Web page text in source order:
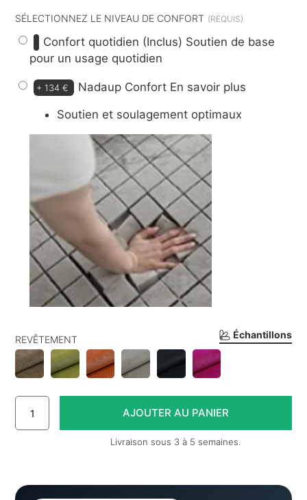
Échantillons
REVÊTEMENT
SÉLECTIONNEZ LE NIVEAU DE CONFORT
Confort quotidien (Inclus) Soutien de base
pour un usage quotidien
+134 € Nadaup Confort En savoir plus
Soutien et soulagement optimaux
Livraison sous 3 à 5 semaines.